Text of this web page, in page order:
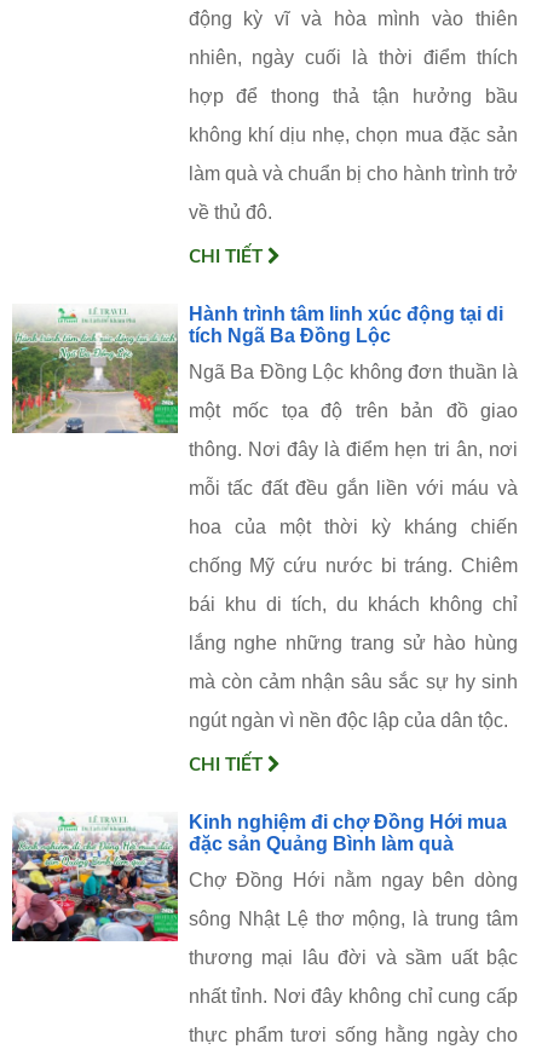
động kỳ vĩ và hòa mình vào thiên
nhiên, ngày cuối là thời điểm thích
hợp để thong thả tận hưởng bầu
không khí dịu nhẹ, chọn mua đặc sản
làm quà và chuẩn bị cho hành trình trở
về thủ đô.
CHI TIẾT
Hành trình tâm linh xúc động tại di
tích Ngã Ba Đồng Lộc
Ngã Ba Đồng Lộc không đơn thuần là
một mốc tọa độ trên bản đồ giao
thông. Nơi đây là điểm hẹn tri ân, nơi
mỗi tấc đất đều gắn liền với máu và
hoa của một thời kỳ kháng chiến
chống Mỹ cứu nước bi tráng. Chiêm
bái khu di tích, du khách không chỉ
lắng nghe những trang sử hào hùng
mà còn cảm nhận sâu sắc sự hy sinh
ngút ngàn vì nền độc lập của dân tộc.
CHI TIẾT
Kinh nghiệm đi chợ Đồng Hới mua
đặc sản Quảng Bình làm quà
Chợ Đồng Hới nằm ngay bên dòng
sông Nhật Lệ thơ mộng, là trung tâm
thương mại lâu đời và sầm uất bậc
nhất tỉnh. Nơi đây không chỉ cung cấp
thực phẩm tươi sống hằng ngày cho